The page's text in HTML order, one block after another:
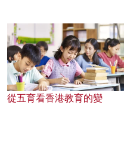
從五育看香港教育的變